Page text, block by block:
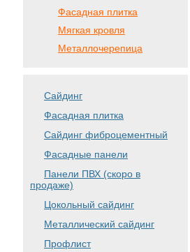
Фасадная плитка
Мягкая кровля
Металлочерепица
Сайдинг
Фасадная плитка
Сайдинг фиброцементный
Фасадные панели
Панели ПВХ (скоро в
продаже)
Цокольный сайдинг
Металлический сайдинг
Профлист